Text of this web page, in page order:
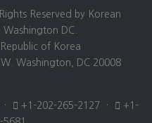
Reserved by Korean
DC.
of Korea
Washington, DC 20008
· +1-202-265-2127 ·
+1-